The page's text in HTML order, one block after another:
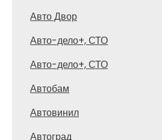
Авто Двор
Авто-дело+, СТО
Авто-дело+, СТО
Автобам
Автовинил
Автоград